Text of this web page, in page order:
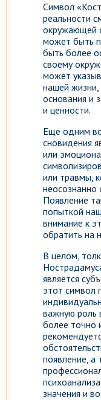
Символ
реальности
окружающей
может быть
быть более
своему
может
нашей
основания и
и ценности.
Еще одним
сновидения
или
или травмы,
неосознанно
Появление
попыткой
внимание к
обратить на
В целом,
является
этот символ
важную роль
более точно
появление, а
значения и